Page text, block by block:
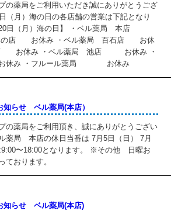
の薬局をご利用いただき誠にありがとうござ
（月）海の日の各店舗の営業は下記となり
20日（月）海の日】 ・ベル薬局 本店
の店 お休み ・ベル薬局 百石店 お休
お休み ・ベル薬局 池店 お休み ・
休み ・フルール薬局 お休み
知らせ ベル薬局(本店）
の薬局をご利用頂き、誠にありがとうござい
薬局 本店の休日当番は 7月5日（日） 7月
9:00〜18:00となります。 ※その他 日曜お
ております。
知らせ ベル薬局(本店)